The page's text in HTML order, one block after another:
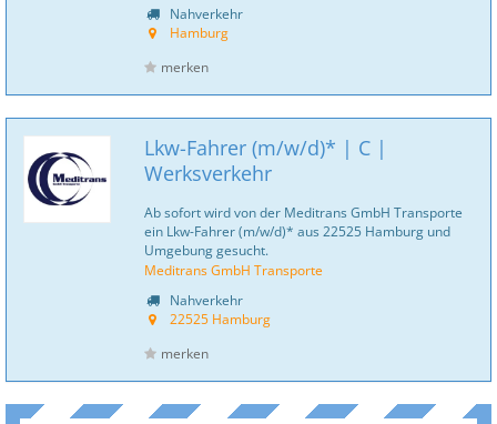
Nahverkehr
Hamburg
merken
Lkw-Fahrer (m/w/d)* | C |
Werksverkehr
Ab sofort wird von der Meditrans GmbH Transporte
ein Lkw-Fahrer (m/w/d)* aus 22525 Hamburg und
Umgebung gesucht.
Meditrans GmbH Transporte
Nahverkehr
22525 Hamburg
merken